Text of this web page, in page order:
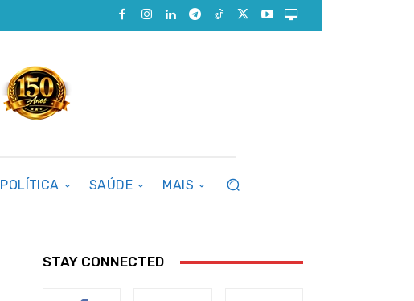
POLÍTICA SAÚDE MAIS
STAY CONNECTED